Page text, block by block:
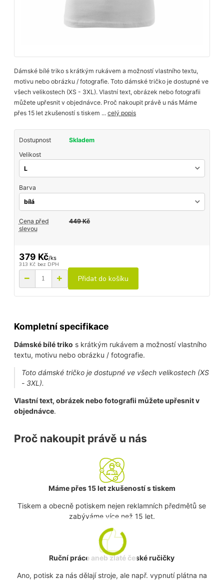
Dámské bílé triko s krátkým rukávem a možností vlastního textu,
motivu nebo obrázku / fotografie. Toto dámské tričko je dostupné ve
všech velikostech (XS - 3XL). Vlastní text, obrázek nebo fotografii
můžete upřesnit v objednávce. Proč nakoupit právě u nás Máme
přes 15 let zkušeností s tiskem ...celý popis
Dostupnost
Skladem
Velikost
Barva
Cena před
slevou
449 Kč
379 Kč/ks
313 Kč bez DPH
Přidat do košíku
Kompletní specifikace
Dámské bílé triko s krátkým rukávem a možností vlastního
textu, motivu nebo obrázku / fotografie.
Toto dámské tričko je dostupné ve všech velikostech (XS
- 3XL).
Vlastní text, obrázek nebo fotografii můžete upřesnit v
objednávce.
Proč nakoupit právě u nás
Máme přes 15 let zkušeností s tiskem
Tiskem a obecně potiskem nejen reklamních předmětů se
zabýváme více než 15 let.
Ruční práce aneb zlaté české ručičky
Ano, potisk za nás dělají stroje, ale např. vypnutí plátna na